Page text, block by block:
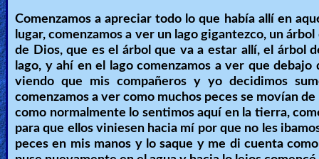
PDF
Books
Random
Video
Ask
Comenzamos a apreciar todo lo que había allí en
lugar, comenzamos a ver un lago gigantezco, un
de Dios, que es el árbol que va a estar allí, el árbol
lago, y ahí en el lago comenzamos a ver que
viendo que mis compañeros y yo decidimos
comenzamos a ver como muchos peces se movían
como normalmente lo sentimos aquí en la tierra,
para que ellos viniesen hacia mí por que no les
peces en mis manos y lo saque y me di cuenta